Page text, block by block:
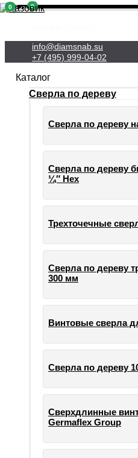
info@diamsnab.su
+7 (495) 999-04-02
0
Каталог
Сверла по дереву
Сверла по дереву
Сверла по дереву
¼″ Hex
Трехточечные
Сверла по дереву
300 мм
Винтовые сверла
Сверла по дереву
Сверхдлинные
Germaflex Group
0